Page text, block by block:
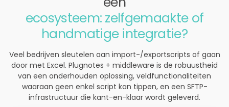
ecosysteem: zelfgemaakte of
handmatige integratie?
Veel bedrijven sleutelen aan import-/exportscripts of gaan
door met Excel. Plugnotes + middleware is de robuustheid
van een onderhouden oplossing, veldfunctionaliteiten
waaraan geen enkel script kan tippen, en een SFTP-
infrastructuur die kant-en-klaar wordt geleverd.